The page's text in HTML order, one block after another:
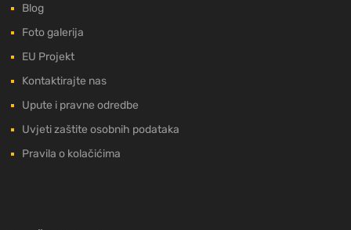
Blog
Foto galerija
EU Projekt
Kontaktirajte nas
Upute i pravne odredbe
Uvjeti zaštite osobnih podataka
Pravila o kolačićima